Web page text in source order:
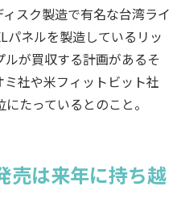
スク製造で有名な台湾ライ
パネルを製造しているリッ
ルが買収する計画があるそ
社や米フィットビット社
たっているとのこと。
は来年に持ち越